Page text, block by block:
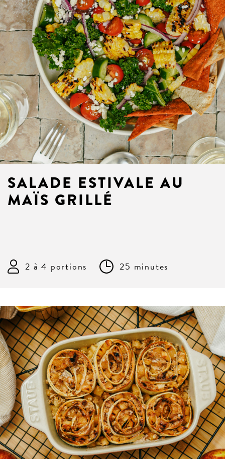
SALADE ESTIVALE AU
MAÏS GRILLÉ
2 à 4 portions 25 minutes